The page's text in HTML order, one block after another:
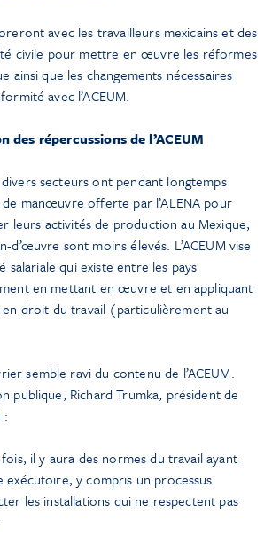
avec les travailleurs mexicains et des
civile pour mettre en œuvre les réformes
ainsi que les changements nécessaires
avec l’ACEUM.
des répercussions de l’ACEUM
secteurs ont pendant longtemps
manœuvre offerte par l’ALENA pour
leurs activités de production au Mexique,
d’œuvre sont moins élevés. L’ACEUM vise
salariale qui existe entre les pays
en mettant en œuvre et en appliquant
droit du travail (particulièrement au
semble ravi du contenu de l’ACEUM.
publique, Richard Trumka, président de
:
il y aura des normes du travail ayant
y compris un processus
les installations qui ne respectent pas